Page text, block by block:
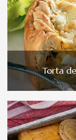
Torta